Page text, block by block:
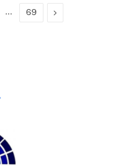
… 69 Next